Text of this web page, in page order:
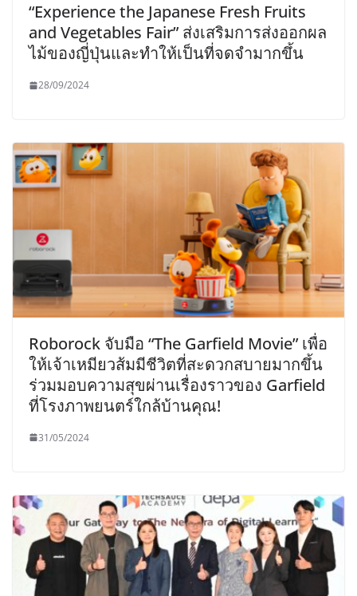
“Experience the Japanese Fresh Fruits
and Vegetables Fair” ส่งเสริมการส่งออกผล
ไม้ของญี่ปุ่นและทำให้เป็นที่จดจำมากขึ้น
28/09/2024
Roborock จับมือ “The Garfield Movie” เพื่อ
ให้เจ้าเหมียวส้มมีชีวิตที่สะดวกสบายมากขึ้น
ร่วมมอบความสุขผ่านเรื่องราวของ Garfield
ที่โรงภาพยนตร์ใกล้บ้านคุณ!
31/05/2024